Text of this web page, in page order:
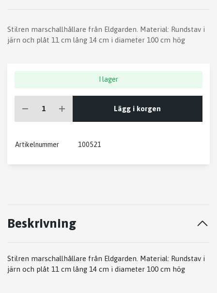
Stilren marschallhållare från Eldgarden. Material: Rundstav i
järn och plåt 11 cm lång 14 cm i diameter 100 cm hög
I lager
Lägg i korgen
Artikelnummer 100521
Beskrivning
Stilren marschallhållare från Eldgarden. Material: Rundstav i
järn och plåt 11 cm lång 14 cm i diameter 100 cm hög